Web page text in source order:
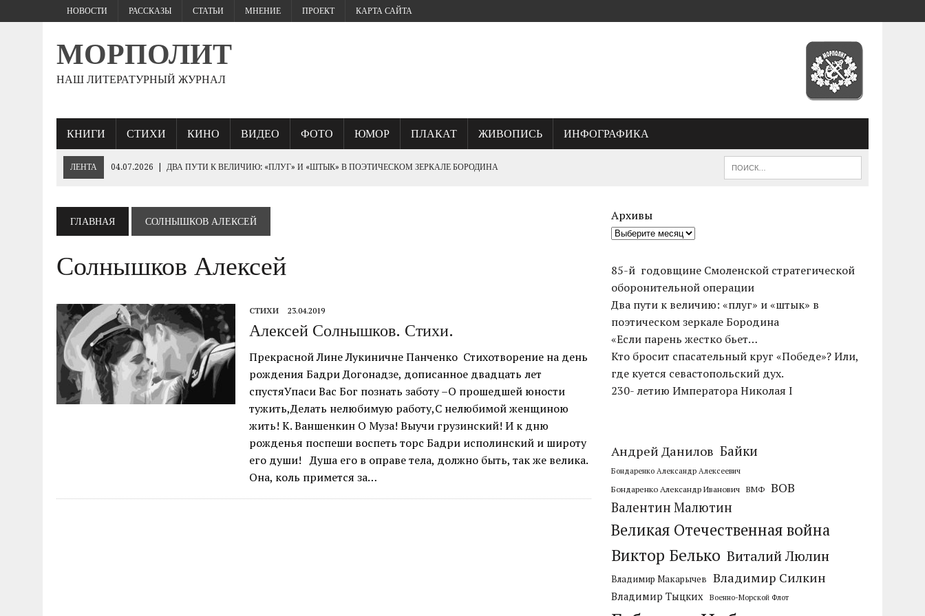
НОВОСТИ РАССКАЗЫ СТАТЬИ МНЕНИЕ ПРОЕКТ КАРТА САЙТА
МОРПОЛИТ
НАШ ЛИТЕРАТУРНЫЙ ЖУРНАЛ
КНИГИ СТИХИ КИНО ВИДЕО ФОТО ЮМОР ПЛАКАТ ЖИВОПИСЬ ИНФОГРАФИКА
ЛЕНТА 04.07.2026 ДВА ПУТИ К ВЕЛИЧИЮ: «ПЛУГ» И «ШТЫК» В ПОЭТИЧЕСКОМ ЗЕРКАЛЕ БОРОДИНА
19.06.2026 | 230- ЛЕТИЮ ИМПЕРАТОРА НИКОЛАЯ I
10.06.2026 ЕВРОПЕЙСКИЕ ВАРВАРЫ РУКАМИ ЗЕЛЕНСКОГО УНИЧТОЖИЛИ ВЕЛИКИЙ ШЕДЕВР ФРАНЦА РУБО ПАНОРАМУ
03.06.2026 | ГЕНЕРАЛ ШТУРМ: ПОЛКОВОДЧЕСКОЕ ИСКУССТВО ВАСИЛИЯ ЧУЙКОВА ПРИ ВЗЯТИИ БЕРЛИНА
04.07.2026 | 85-Й ГОДОВЩИНЕ СМОЛЕНСКОЙ СТРАТЕГИЧЕСКОЙ ОБОРОНИТЕЛЬНОЙ ОПЕРАЦИИ
ГЛАВНАЯ СОЛНЫШКОВ АЛЕКСЕЙ
Солнышков Алексей
СТИХИ 23.04.2019
Алексей Солнышков. Стихи.
Прекрасной Лине Лукиничне Панченко Стихотворение на день
рождения Бадри Догонадзе, дописанное двадцать лет
спустяУпаси Вас Бог познать заботу –О прошедшей юности
тужить,Делать нелюбимую работу,С нелюбимой женщиною
жить! К. Ваншенкин О Муза! Выучи грузинский! И к дню
рожденья поспеши воспеть торс Бадри исполинский и широту
его души! Душа его в оправе тела, должно быть, так же велика.
Она, коль примется за…
Архивы
85-й годовщине Смоленской стратегической
оборонительной операции
Два пути к величию: «плуг» и «штык» в
поэтическом зеркале Бородина
«Если парень жестко бьет…
Кто бросит спасательный круг «Победе»? Или,
где куется севастопольский дух.
230- летию Императора Николая I
Андрей Данилов Байки
Бондаренко Александр Алексеевич
Бондаренко Александр Иванович ВМФ ВОВ
Валентин Малютин
Великая Отечественная война
Виктор Белько Виталий Люлин
Владимир Макарычев Владимир Силкин
Владимир Тыцких Военно-Морской Флот